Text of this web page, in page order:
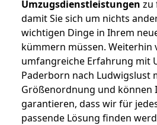
Umzugsdienstleistungen zu
damit Sie sich um nichts
wichtigen Dinge in Ihrem
kümmern müssen.
umfangreiche Erfahrung mit
Paderborn nach Ludwigslust
Größenordnung und können
garantieren, dass wir für
passende Lösung finden